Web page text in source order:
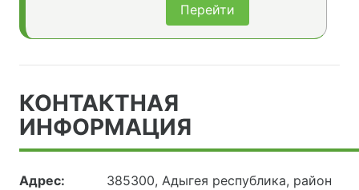
Перейти
КОНТАКТНАЯ
ИНФОРМАЦИЯ
Адрес:
385300, Адыгея республика, район